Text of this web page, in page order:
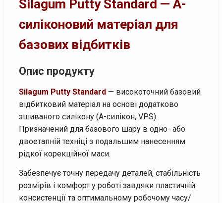
Silagum Putty Standard — А-
силіконовий матеріал для
базових відбитків
Опис продукту
Silagum Putty Standard — високоточний базовий
відбитковий матеріал на основі додатково
зшиваного силікону (А-силікон, VPS).
Призначений для базового шару в одно- або
двоетапній техніці з подальшим нанесенням
рідкої корекційної маси.
Забезпечує точну передачу деталей, стабільність
розмірів і комфорт у роботі завдяки пластичній
консистенції та оптимальному робочому часу/